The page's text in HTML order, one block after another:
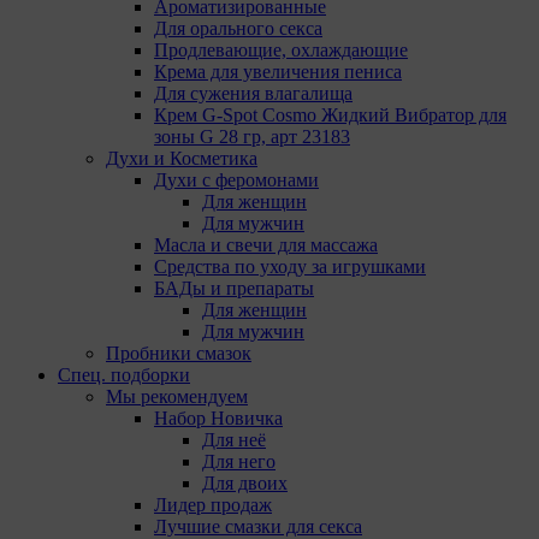
Ароматизированные
Для орального секса
Продлевающие, охлаждающие
Крема для увеличения пениса
Для сужения влагалища
Крем G-Spot Cosmo Жидкий Вибратор для
зоны G 28 гр, арт 23183
Духи и Косметика
Духи с феромонами
Для женщин
Для мужчин
Масла и свечи для массажа
Средства по уходу за игрушками
БАДы и препараты
Для женщин
Для мужчин
Пробники смазок
Спец. подборки
Мы рекомендуем
Набор Новичка
Для неё
Для него
Для двоих
Лидер продаж
Лучшие смазки для секса
«запомнить» информацию о выбранном
пользователем городе и других местных
настройках для того, чтобы соответствующим
образом настраивать сайт.
9.4. Аналитические файлы cookie, например
Яндекс.Метрика, Google Analytics. Данные файлы
cookie собирают информацию о том, как
пользователь использовал сайты, и позволяют
Обществу вносить в них улучшения.
Аналитические файлы cookie показывают, какие
страницы сайта Общества посещаются чаще
всего, помогают выявлять трудности,
возникающие при использовании сайта, а также
позволяют оценить эффективность рекламы.
Благодаря этому у Общества есть возможность
составить представление о тенденциях
использования сайта в целом. Общество
использует информацию для анализа трафика на
9.5. Файлы cookie, применяемые для определения
целевой аудитории и в рекламных целях,
например Яндекс.Метрика, Google Analytics.